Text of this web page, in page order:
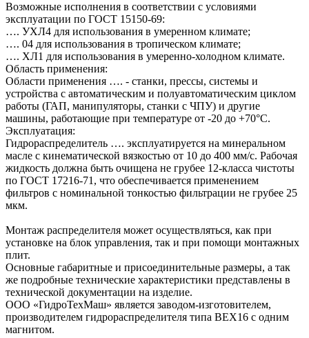
Возможные исполнения в соответствии с условиями
эксплуатации по ГОСТ 15150-69:
…. УХЛ4 для использования в умеренном климате;
…. 04 для использования в тропическом климате;
…. ХЛ1 для использования в умеренно-холодном климате.
Область применения:
Области применения …. - станки, прессы, системы и
устройства с автоматическим и полуавтоматическим циклом
работы (ГАП, манипуляторы, станки с ЧПУ) и другие
машины, работающие при температуре от -20 до +70°C.
Эксплуатация:
Гидрораспределитель …. эксплуатируется на минеральном
масле с кинематической вязкостью от 10 до 400 мм/с. Рабочая
жидкость должна быть очищена не грубее 12-класса чистоты
по ГОСТ 17216-71, что обеспечивается применением
фильтров с номинальной тонкостью фильтрации не грубее 25
мкм.
Монтаж распределителя может осуществляться, как при
установке на блок управления, так и при помощи монтажных
плит.
Основные габаритные и присоединительные размеры, а так
же подробные технические характеристики представлены в
технической документации на изделие.
ООО «ГидроТехМаш» является заводом-изготовителем,
производителем гидрораспределителя типа ВЕХ16 с одним
магнитом.